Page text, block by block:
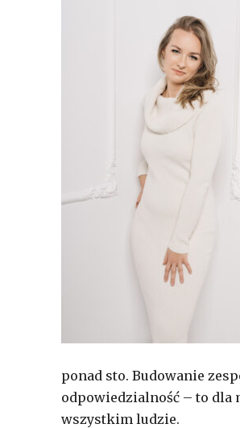
ponad sto. Budowanie
odpowiedzialność – to dla
wszystkim ludzie.